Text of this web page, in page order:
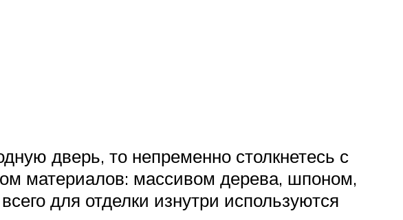
дверь, то непременно столкнетесь с
материалов: массивом дерева, шпоном,
для отделки изнутри используются